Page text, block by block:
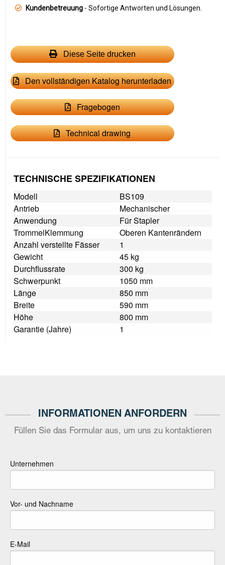
Kundenbetreuung - Sofortige Antworten und Lösungen.
Diese Seite drucken
Den vollständigen Katalog herunterladen
Fragebogen
Technical drawing
TECHNISCHE SPEZIFIKATIONEN
Modell
BS109
Antrieb
Mechanischer
Anwendung
Für Stapler
TrommelKlemmung
Oberen Kantenrändern
Anzahl verstellte Fässer
1
Gewicht
45 kg
Durchflussrate
300 kg
Schwerpunkt
1050 mm
Länge
850 mm
Breite
590 mm
Höhe
800 mm
Garantie (Jahre)
1
INFORMATIONEN ANFORDERN
Füllen Sie das Formular aus, um uns zu kontaktieren
Unternehmen
Vor- und Nachname
E-Mail